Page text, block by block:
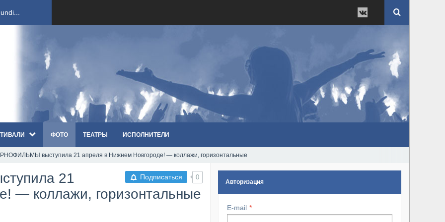
ко...
«Th...
«...
ФОТО ТЕАТРЫ ИСПОЛНИТЕЛИ
выcтупила 21 апреля в Нижнем Новгороде! — коллажи, горизонтальные
Подписаться 0
21
— коллажи, горизонтальные
Авторизация
E-mail